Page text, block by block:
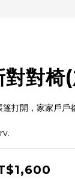
對對椅
篷打開，家家戶戶